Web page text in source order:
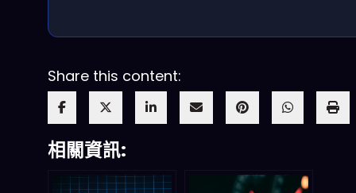
Share this content:
相關資訊: